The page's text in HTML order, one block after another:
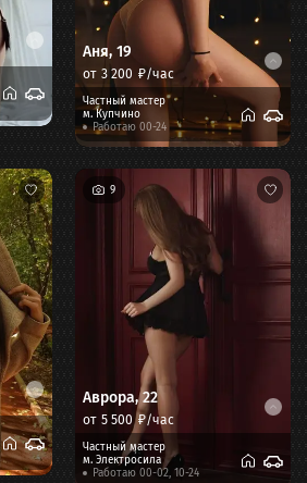
Аня, 19
от 3 200 ₽/час
Частный мастер
м. Купчино
Работаю 00-24
Аврора,22
от 5 500₽/час
Частный мастер
м. Электросила
Работаю 00-02, 10-24
9